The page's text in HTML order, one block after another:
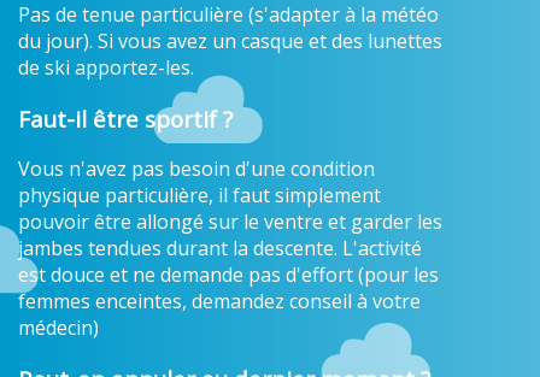
Pas de tenue particulière (s'adapter à la météo
du jour). Si vous avez un casque et des lunettes
de ski apportez-les.
Faut-il être sportif ?
Vous n'avez pas besoin d'une condition
physique particulière, il faut simplement
pouvoir être allongé sur le ventre et garder les
jambes tendues durant la descente. L'activité
est douce et ne demande pas d'effort (pour les
femmes enceintes, demandez conseil à votre
médecin)